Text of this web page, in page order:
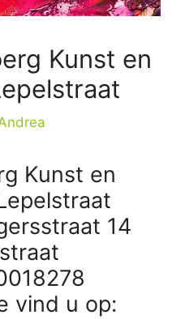
Kunst en
Kunst en
14
vind u op: